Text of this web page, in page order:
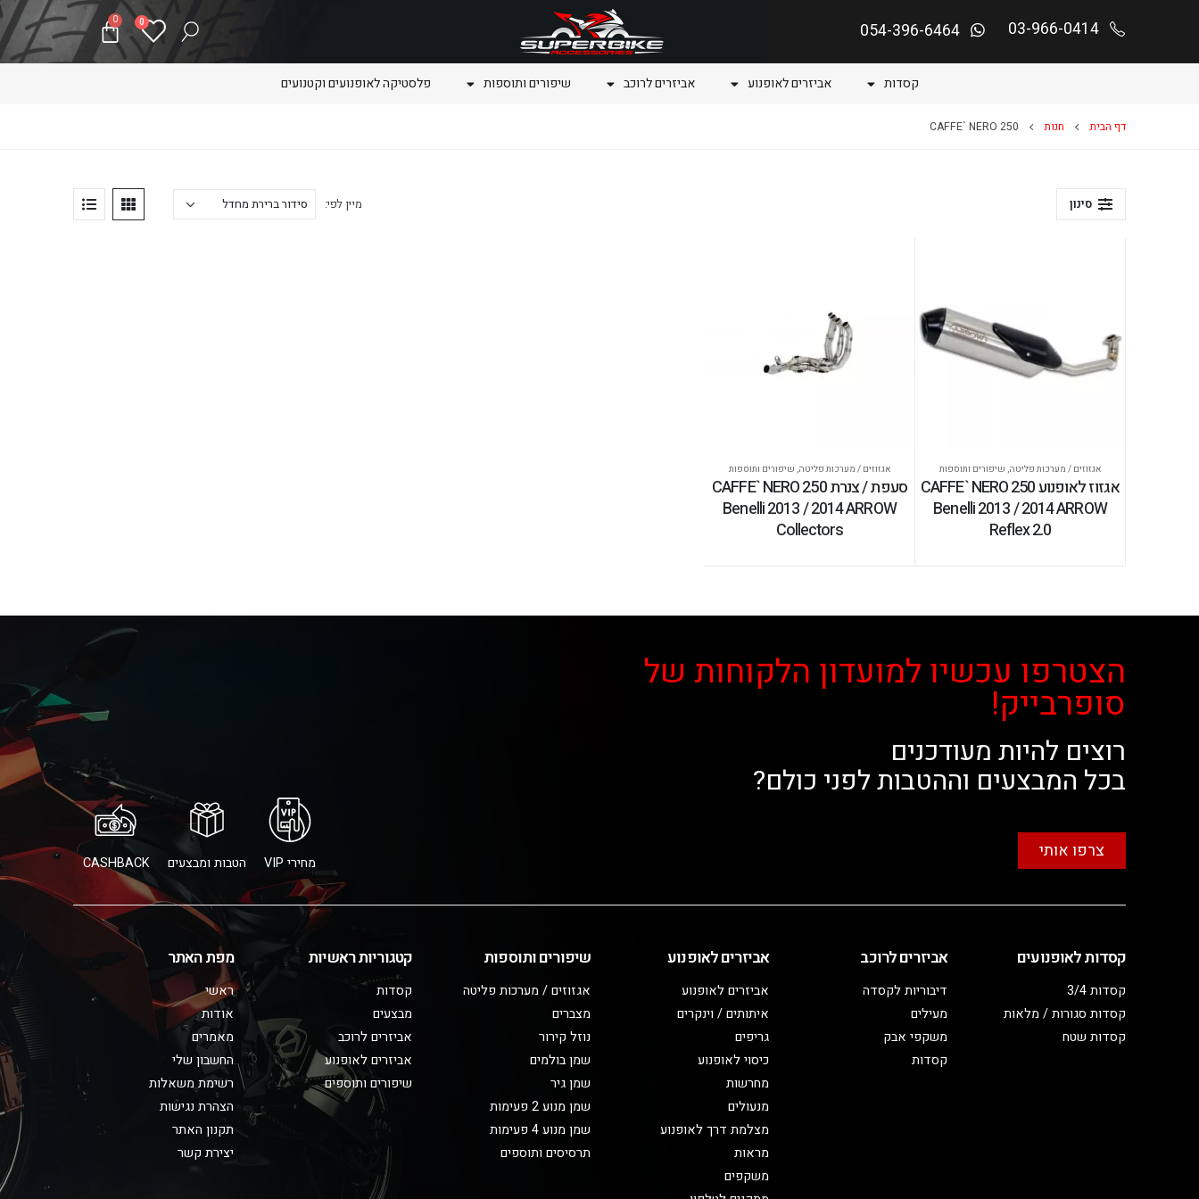
03-966-0414
054-396-6464
0
0
קסדות אביזרים לאופנוע אביזרים לרוכב שיפורים ותוספות פלסטיקה לאופנועים וקטנועים
דף הבית חנות CAFFE` NERO 250
סינון מיין לפי:
אגזוזים / מערכות פליטה, שיפורים ותוספות
אגזוז לאופנוע CAFFE` NERO 250
Benelli 2013 / 2014 ARROW
Reflex 2.0
אגזוזים / מערכות פליטה, שיפורים ותוספות
סעפת / צנרת CAFFE` NERO 250
Benelli 2013 / 2014 ARROW
Collectors
הצטרפו עכשיו למועדון הלקוחות של
סופרבייק!
רוצים להיות מעודכנים
בכל המבצעים וההטבות לפני כולם?
צרפו אותי
מחירי VIP הטבות ומבצעים CASHBACK
קסדות לאופנועים
קסדות 3/4
קסדות סגורות / מלאות
קסדות שטח
אביזרים לרוכב
דיבוריות לקסדה
מעילים
משקפי אבק
קסדות
אביזרים לאופנוע
אביזרים לאופנוע
איתותים / וינקרים
גריפים
כיסוי לאופנוע
מחרשות
מנעולים
מצלמת דרך לאופנוע
מראות
משקפים
שיפורים ותוספות
אגזוזים / מערכות פליטה
מצברים
נוזל קירור
שמן בולמים
שמן גיר
שמן מנוע 2 פעימות
שמן מנוע 4 פעימות
תרסיסים ותוספים
קטגוריות ראשיות
קסדות
מבצעים
אביזרים לרוכב
אביזרים לאופנוע
שיפורים ותוספים
מפת האתר
ראשי
אודות
מאמרים
החשבון שלי
רשימת משאלות
הצהרת נגישות
תקנון האתר
יצירת קשר